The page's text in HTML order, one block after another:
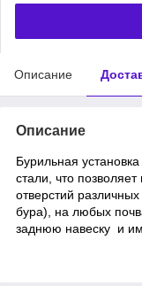
Описание
Описание
Бурильная установка
стали, что позволяет
отверстий
бура), на любых
заднюю навеску и